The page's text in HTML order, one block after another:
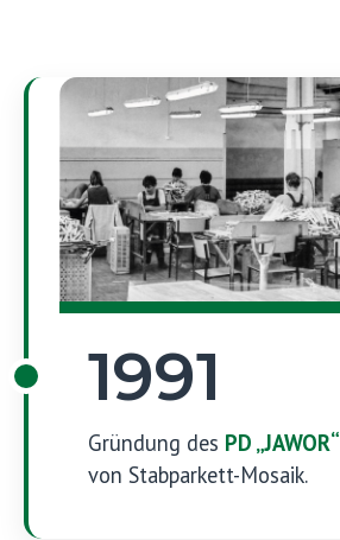
1991
Gründung des PD „JAWOR“
von Stabparkett-Mosaik.